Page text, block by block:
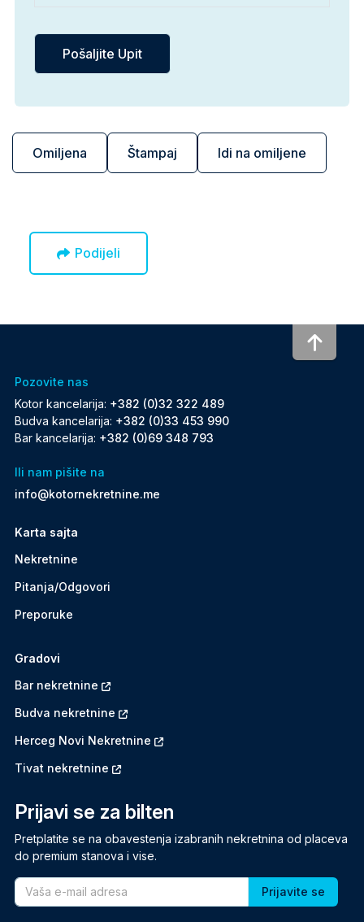
Omiljena Štampaj Idi na omiljene
Podijeli
Pozovite nas
Kotor kancelarija: +382 (0)32 322 489
Budva kancelarija: +382 (0)33 453 990
Bar kancelarija: +382 (0)69 348 793
Ili nam pišite na
info@kotornekretnine.me
Karta sajta
Nekretnine
Pitanja/Odgovori
Preporuke
Gradovi
Bar nekretnine
Budva nekretnine
Herceg Novi Nekretnine
Tivat nekretnine
Prijavi se za bilten
Pretplatite se na obavestenja izabranih nekretnina od placeva
do premium stanova i vise.
Email
To